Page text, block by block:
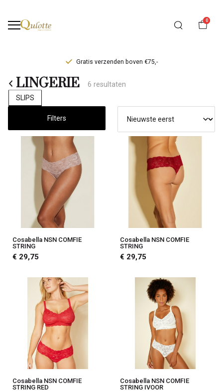
0
Gratis verzenden boven €75,-
LINGERIE
Qulotte
LINGERIE
6 resultaten
SLIPS
Filters
Cosabella NSN COMFIE
STRING
€ 29,75
Cosabella NSN COMFIE
STRING
€ 29,75
Cosabella NSN COMFIE
STRING RED
Cosabella NSN COMFIE
STRING IVOOR